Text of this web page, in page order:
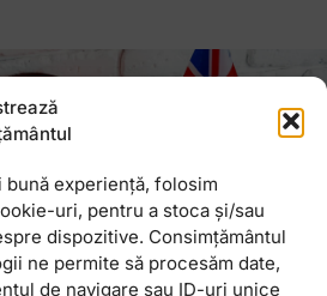
bună experiență, folosim
uri, pentru a stoca și/sau
dispozitive. Consimțământul
ne permite să procesăm date,
de navigare sau ID-uri unice